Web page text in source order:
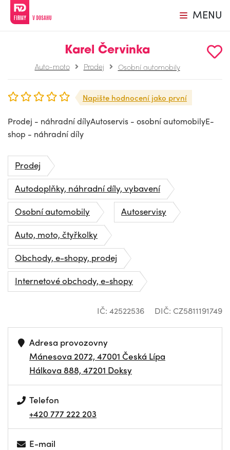
MENU
Karel Červinka
Auto-moto Prodej Osobní automobily
Napište hodnocení jako první
Prodej - náhradní dílyAutoservis - osobní automobilyE-
shop - náhradní díly
Prodej
Autodoplňky, náhradní díly, vybavení
Osobní automobily
Autoservisy
Auto, moto, čtyřkolky
Obchody, e-shopy, prodej
Internetové obchody, e-shopy
IČ: 42522536 DIČ: CZ5811191749
Adresa provozovny
Mánesova 2072, 47001 Česká Lípa
Hálkova 888, 47201 Doksy
Telefon
+420 777 222 203
E-mail